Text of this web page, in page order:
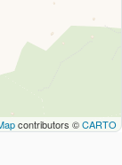
contributors ©CARTO